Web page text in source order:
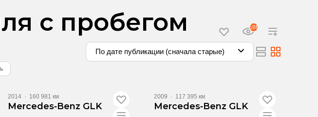
с пробегом 586
По дате публикации (сначала старые)
2014 · 160 981 км
Mercedes‑Benz GLK
2009 · 117 395 км
Mercedes‑Benz GLK